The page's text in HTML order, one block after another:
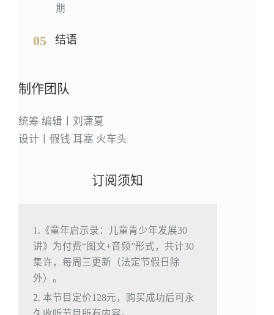
期
05 结语
制作团队
统筹 编辑丨刘潇夏
设计丨假钱 耳塞 火车头
订阅须知
1.《童年启示录：儿童青少年发展30
讲》为付费“图文+音频”形式，共计30
集许，每周三更新（法定节假日除
外）。
2. 本节目定价128元，购买成功后可永